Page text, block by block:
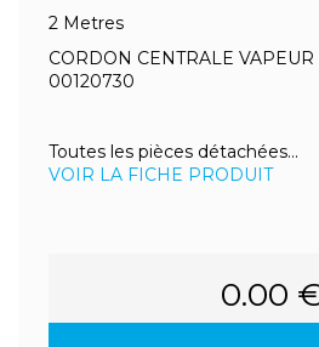
2 Metres
CORDON CENTRALE VAPEUR
00120730
Toutes les pièces détachées...
VOIR LA FICHE PRODUIT
0.00